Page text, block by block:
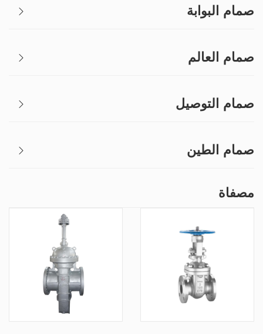
صمام البوابة
صمام العالم
صمام التوصيل
صمام الطين
مصفاة